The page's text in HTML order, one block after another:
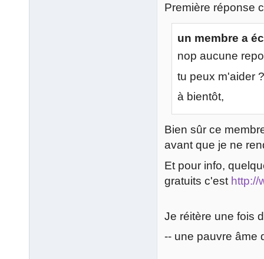
Première réponse
un membre a
nop aucune
tu peux m'aider ?
à bientôt,
Bien sûr ce
avant que je ne
Et pour info,
gratuits c'est http://
Je réitère une fois
-- une pauvre âme